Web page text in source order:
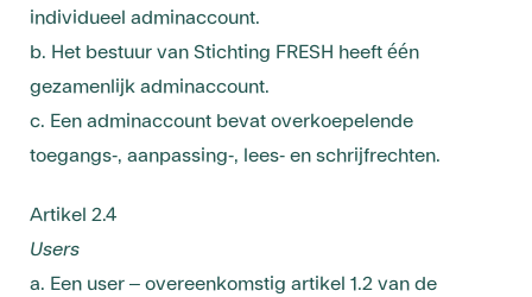
individueel adminaccount.
b. Het bestuur van Stichting FRESH heeft één
gezamenlijk adminaccount.
c. Een adminaccount bevat overkoepelende
toegangs-, aanpassing-, lees- en schrijfrechten.
Artikel 2.4
Users
a. Een user – overeenkomstig artikel 1.2 van de